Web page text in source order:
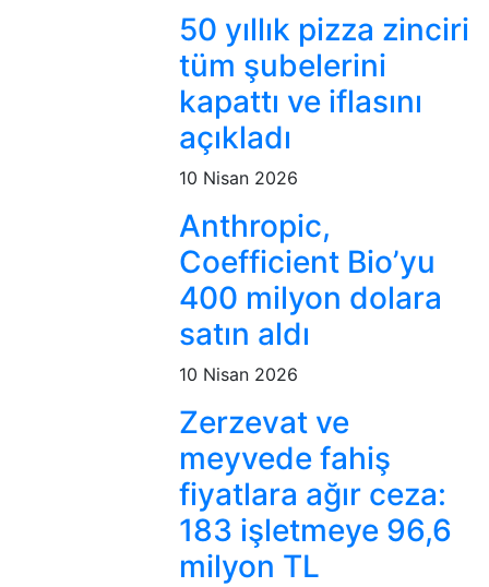
50 yıllık pizza zinciri
tüm şubelerini
kapattı ve iflasını
açıkladı
10 Nisan 2026
Anthropic,
Coefficient Bio’yu
400 milyon dolara
satın aldı
10 Nisan 2026
Zerzevat ve
meyvede fahiş
fiyatlara ağır ceza:
183 işletmeye 96,6
milyon TL